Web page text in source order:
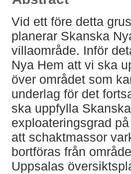
Vid ett före detta
planerar Skanska
villaområde. Inför
Nya Hem att vi ska
över området som
underlag för det
ska uppfylla
exploateringsgrad
att schaktmassor
bortföras från
Uppsalas